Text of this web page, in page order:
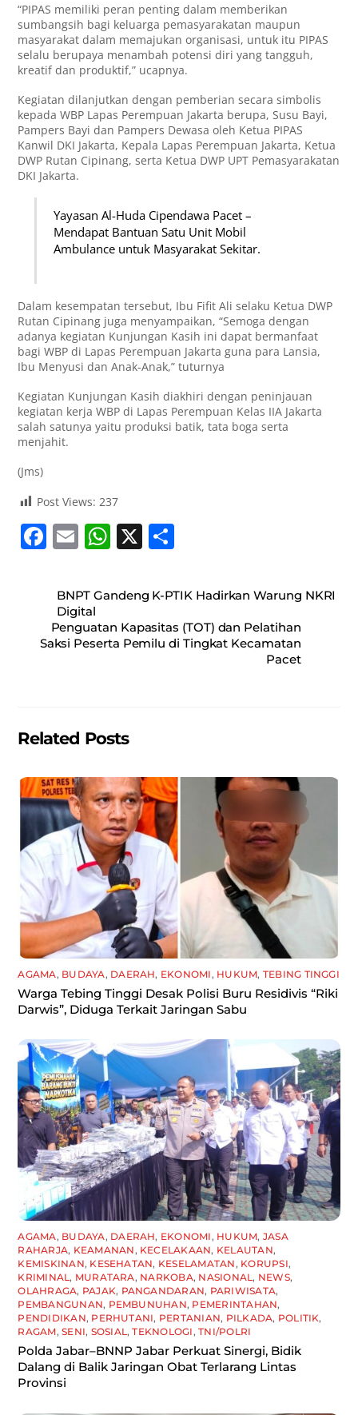
“PIPAS memiliki peran penting dalam memberikan
sumbangsih bagi keluarga pemasyarakatan maupun
masyarakat dalam memajukan organisasi, untuk itu PIPAS
selalu berupaya menambah potensi diri yang tangguh,
kreatif dan produktif,” ucapnya.
Kegiatan dilanjutkan dengan pemberian secara simbolis
kepada WBP Lapas Perempuan Jakarta berupa, Susu Bayi,
Pampers Bayi dan Pampers Dewasa oleh Ketua PIPAS
Kanwil DKI Jakarta, Kepala Lapas Perempuan Jakarta, Ketua
DWP Rutan Cipinang, serta Ketua DWP UPT Pemasyarakatan
DKI Jakarta.
Yayasan Al-Huda Cipendawa Pacet –
Mendapat Bantuan Satu Unit Mobil
Ambulance untuk Masyarakat Sekitar.
Dalam kesempatan tersebut, Ibu Fifit Ali selaku Ketua DWP
Rutan Cipinang juga menyampaikan, “Semoga dengan
adanya kegiatan Kunjungan Kasih ini dapat bermanfaat
bagi WBP di Lapas Perempuan Jakarta guna para Lansia,
Ibu Menyusi dan Anak-Anak,” tuturnya
Kegiatan Kunjungan Kasih diakhiri dengan peninjauan
kegiatan kerja WBP di Lapas Perempuan Kelas IIA Jakarta
salah satunya yaitu produksi batik, tata boga serta
menjahit.
(Jms)
Post Views: 237
F
c
e
b
E
ai
l
W
at
A
X
ar
e
BNPT Gandeng K-PTIK Hadirkan Warung NKRI
Digital
Penguatan Kapasitas (TOT) dan Pelatihan
Saksi Peserta Pemilu di Tingkat Kecamatan
Pacet
Related Posts
AGAMA, BUDAYA, DAERAH, EKONOMI, HUKUM, TEBING TINGGI
Warga Tebing Tinggi Desak Polisi Buru Residivis “Riki
Darwis”, Diduga Terkait Jaringan Sabu
AGAMA, BUDAYA, DAERAH, EKONOMI, HUKUM, JASA
RAHARJA, KEAMANAN, KECELAKAAN, KELAUTAN,
KEMISKINAN, KESEHATAN, KESELAMATAN, KORUPSI,
KRIMINAL, MURATARA, NARKOBA, NASIONAL, NEWS,
OLAHRAGA, PAJAK, PANGANDARAN, PARIWISATA,
PEMBANGUNAN, PEMBUNUHAN, PEMERINTAHAN,
PENDIDIKAN, PERHUTANI, PERTANIAN, PILKADA, POLITIK,
RAGAM,SENI, SOSIAL,TEKNOLOGI,TNI/POLRI
Polda Jabar–BNNP Jabar Perkuat Sinergi, Bidik
Dalang di Balik Jaringan Obat Terlarang Lintas
Provinsi